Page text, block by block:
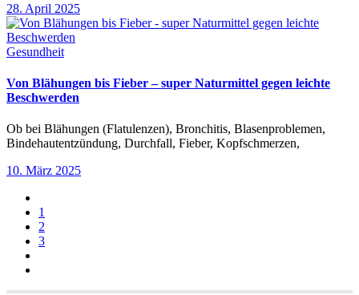
28. April 2025
Gesundheit
Von Blähungen bis Fieber – super Naturmittel gegen leichte
Beschwerden
Ob bei Blähungen (Flatulenzen), Bronchitis, Blasenproblemen,
Bindehautentzündung, Durchfall, Fieber, Kopfschmerzen,
10. März 2025
1
2
3